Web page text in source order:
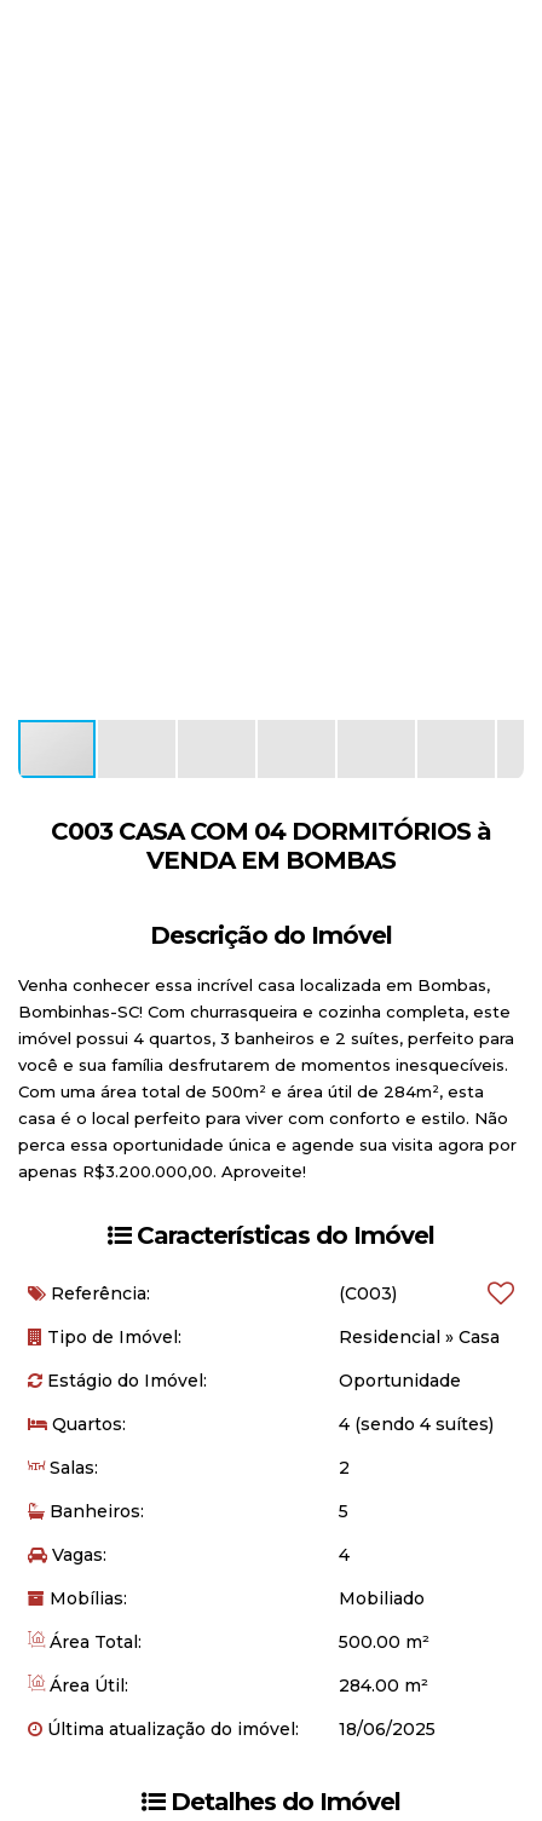
C003 CASA COM 04 DORMITÓRIOS à
VENDA EM BOMBAS
Descrição do Imóvel
Venha conhecer essa incrível casa localizada em Bombas,
Bombinhas-SC! Com churrasqueira e cozinha completa, este
imóvel possui 4 quartos, 3 banheiros e 2 suítes, perfeito para
você e sua família desfrutarem de momentos inesquecíveis.
Com uma área total de 500m² e área útil de 284m², esta
casa é o local perfeito para viver com conforto e estilo. Não
perca essa oportunidade única e agende sua visita agora por
apenas R$3.200.000,00. Aproveite!
Características do Imóvel
Referência:
(C003)
Tipo de Imóvel:
Residencial » Casa
Estágio do Imóvel:
Oportunidade
Quartos:
4 (sendo 4 suítes)
Salas:
2
Banheiros:
5
Vagas:
4
Mobílias:
Mobiliado
Área Total:
500.00 m²
Área Útil:
284.00 m²
Última atualização do imóvel:
18/06/2025
Detalhes do Imóvel